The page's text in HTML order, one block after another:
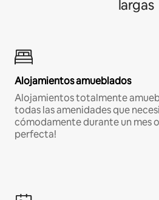
largas
Alojamientos amueblados
Alojamientos totalmente
todas las amenidades que
cómodamente durante un mes
perfecta!